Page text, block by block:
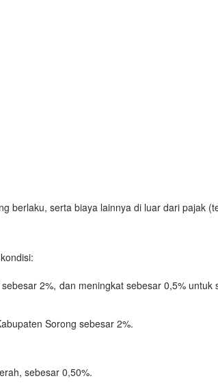
berlaku, serta biaya lainnya di luar dari pajak
2%, dan meningkat sebesar 0,5%
Sorong sebesar 2%.
sebesar 0,50%.